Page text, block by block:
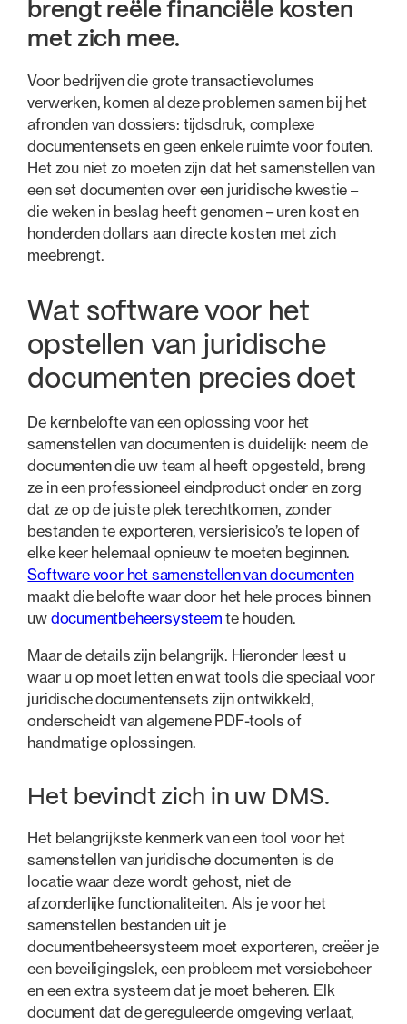
brengt reële financiële kosten
met zich mee.
Voor bedrijven die grote transactievolumes
verwerken, komen al deze problemen samen bij het
afronden van dossiers: tijdsdruk, complexe
documentensets en geen enkele ruimte voor fouten.
Het zou niet zo moeten zijn dat het samenstellen van
een set documenten over een juridische kwestie –
die weken in beslag heeft genomen – uren kost en
honderden dollars aan directe kosten met zich
meebrengt.
Wat software voor het
opstellen van juridische
documenten precies doet
De kernbelofte van een oplossing voor het
samenstellen van documenten is duidelijk: neem de
documenten die uw team al heeft opgesteld, breng
ze in een professioneel eindproduct onder en zorg
dat ze op de juiste plek terechtkomen, zonder
bestanden te exporteren, versierisico’s te lopen of
elke keer helemaal opnieuw te moeten beginnen.
Software voor het samenstellen van documenten
maakt die belofte waar door het hele proces binnen
uw documentbeheersysteem te houden.
Maar de details zijn belangrijk. Hieronder leest u
waar u op moet letten en wat tools die speciaal voor
juridische documentensets zijn ontwikkeld,
onderscheidt van algemene PDF-tools of
handmatige oplossingen.
Het bevindt zich in uw DMS.
Het belangrijkste kenmerk van een tool voor het
samenstellen van juridische documenten is de
locatie waar deze wordt gehost, niet de
afzonderlijke functionaliteiten. Als je voor het
samenstellen bestanden uit je
documentbeheersysteem moet exporteren, creëer je
een beveiligingslek, een probleem met versiebeheer
en een extra systeem dat je moet beheren. Elk
document dat de gereguleerde omgeving verlaat,